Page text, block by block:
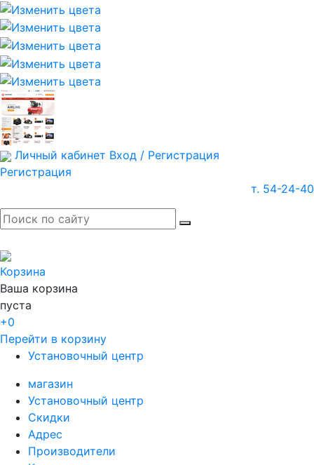
Личный кабинет Вход / Регистрация
Регистрация
т. 54-24-40
Корзина
Ваша корзина
пуста
+0
Перейти в корзину
Установочный центр
магазин
Установочный центр
Скидки
Адрес
Производители